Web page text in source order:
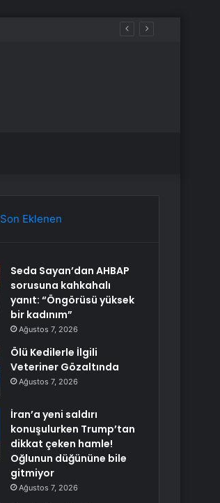
Son Eklenen
Seda Sayan’dan AHBAP
sorusuna kahkahalı
yanıt: “Öngörüsü yüksek
bir kadınım”
Ağustos 7, 2026
Ölü Kedilerle İlgili
Veteriner Gözaltında
Ağustos 7, 2026
İran’a yeni saldırı
konuşulurken Trump’tan
dikkat çeken hamle!
Oğlunun düğününe bile
gitmiyor
Ağustos 7, 2026